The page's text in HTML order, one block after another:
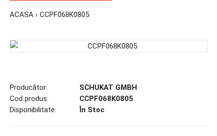
ACASA CCPF068K0805
Producător:
SCHUKAT GMBH
Cod produs:
CCPF068K0805
Disponibilitate:
În Stoc